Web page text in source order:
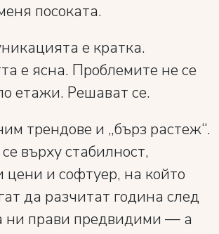
посоката.
е кратка.
е ясна. Проблемите не се
етажи. Решават се.
трендове и „бърз растеж“.
върху стабилност,
цени и софтуер, на който
да разчитат година след
ни прави предвидими — а